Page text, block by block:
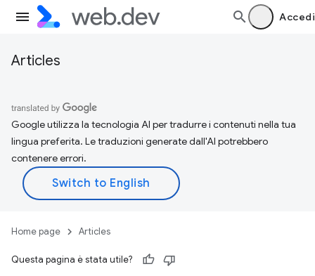
Accedi
Articles
Google utilizza la tecnologia AI per tradurre i contenuti nella tua
lingua preferita. Le traduzioni generate dall'AI potrebbero
contenere errori.
Home page Articles
Questa pagina è stata utile?